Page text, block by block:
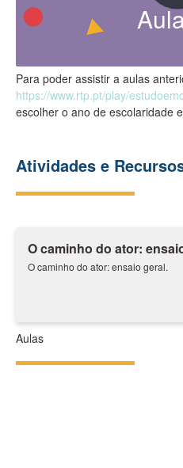
Para poder assistir a aulas
https://www.rtp.pt/play/
escolher o ano de escolaridade
Atividades e
O caminho do ator:
O caminho do ator: ensaio geral.
Aulas